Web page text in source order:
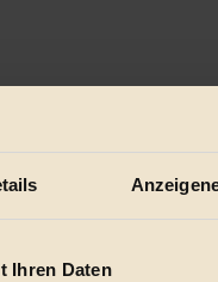
Ihren Daten